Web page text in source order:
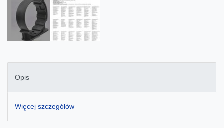
Opis
Więcej szczegółów